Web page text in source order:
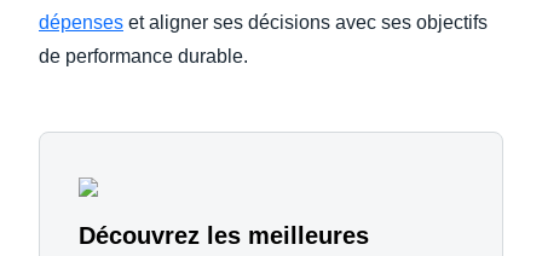
dépenses et aligner ses décisions avec ses objectifs
de performance durable.
Découvrez les meilleures